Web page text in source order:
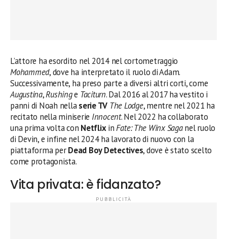
L’attore ha esordito nel 2014 nel cortometraggio
Mohammed, dove ha interpretato il ruolo di Adam.
Successivamente, ha preso parte a diversi altri corti, come
Augustina,Rushinge Taciturn. Dal 2016 al 2017 ha vestito i
panni di Noah nellaserie TV The Lodge, mentre nel 2021 ha
recitato nella miniserie Innocent. Nel 2022 ha collaborato
una prima volta con NetflixinFate: The Winx Saganel ruolo
di Devin, e infine nel 2024 ha lavorato di nuovo con la
piattaforma perDead Boy Detectives, dove è stato scelto
come protagonista.
Vita privata: è fidanzato?